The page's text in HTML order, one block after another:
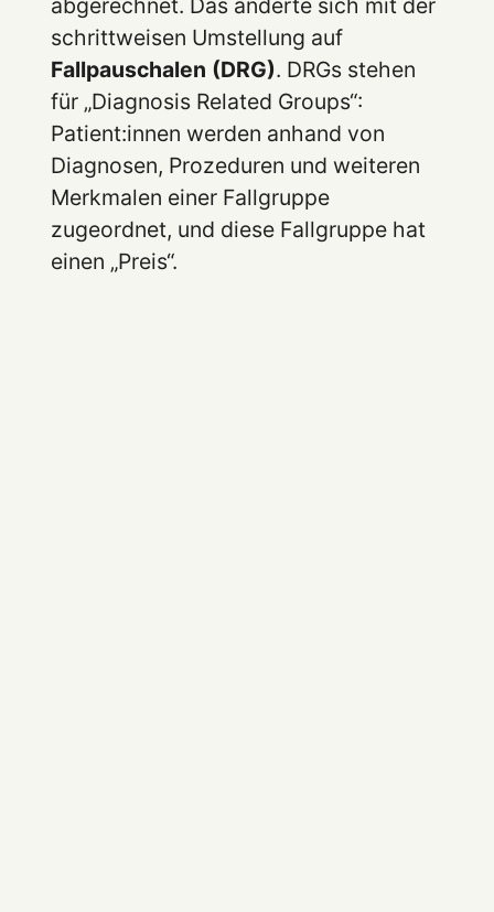
schrittweisen Umstellung auf
Fallpauschalen (DRG). DRGs stehen
für „Diagnosis Related Groups“:
Patient:innen werden anhand von
Diagnosen, Prozeduren und weiteren
Merkmalen einer Fallgruppe
zugeordnet, und diese Fallgruppe hat
einen „Preis“.